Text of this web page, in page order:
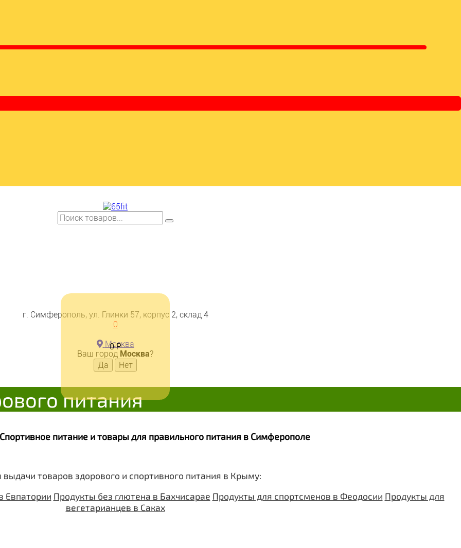
г. Симферополь, ул. Глинки 57, корпус 2, склад 4
0
0Р
Москва
Ваш город Москва?
питания
питание и товары для правильного питания в Симферополе
выдачи товаров здорового и спортивного питания в Крыму:
Евпатории Продукты без глютена в Бахчисарае Продукты для спортсменов в Феодосии Продукты для
вегетарианцев в Саках